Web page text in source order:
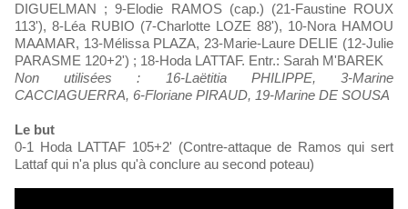
DIGUELMAN ; 9-Elodie RAMOS (cap.) (21-Faustine ROUX
113'), 8-Léa RUBIO (7-Charlotte LOZE 88'), 10-Nora HAMOU
MAAMAR, 13-Mélissa PLAZA, 23-Marie-Laure DELIE (12-Julie
PARASME 120+2') ; 18-Hoda LATTAF. Entr.: Sarah M'BAREK
Non utilisées : 16-Laëtitia PHILIPPE, 3-Marine
CACCIAGUERRA, 6-Floriane PIRAUD, 19-Marine DE SOUSA
Le but
0-1 Hoda LATTAF 105+2' (Contre-attaque de Ramos qui sert
Lattaf qui n'a plus qu'à conclure au second poteau)